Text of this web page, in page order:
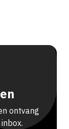
ontvang